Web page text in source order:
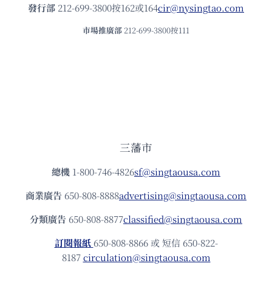
發⾏部 212-699-3800按162或164cir@nysingtao.com
市場推廣部 212-699-3800按111
三藩市
總機 1-800-746-4826sf@singtaousa.com
商業廣告 650-808-8888advertising@singtaousa.com
分類廣告 650-808-8877classified@singtaousa.com
訂閱報紙 650-808-8866 或 短信 650-822-
8187circulation@singtaousa.com